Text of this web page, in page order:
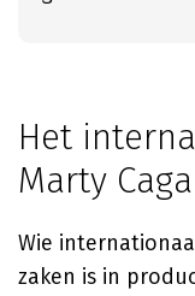
Het
Marty
Wie
zaken is in